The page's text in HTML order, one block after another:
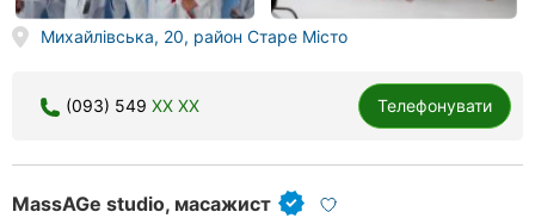
Михайлівська, 20, район Старе Місто
(093) 549 XX XX Телефонувати
MassAGe studio, масажист